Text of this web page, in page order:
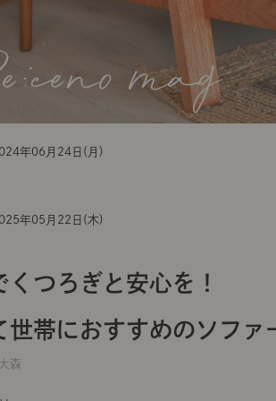
年06月24日(月)
年05月22日(木)
くつろぎと安心を！
世帯におすすめのソファ
森